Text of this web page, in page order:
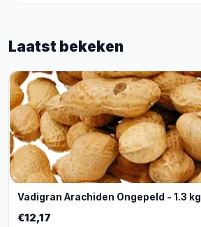
Laatst bekeken
Vadigran Arachiden Ongepeld - 1.3 kg
€12,17